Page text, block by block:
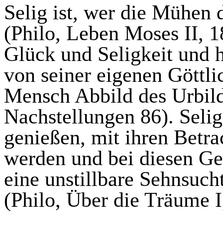
Selig ist, wer die Mühen
(Philo, Leben Moses II,
Glück und Seligkeit und
von seiner eigenen
Mensch Abbild des
Nachstellungen 86).
genießen, mit ihren
werden und bei diesen
eine unstillbare
(Philo, Über die Träume